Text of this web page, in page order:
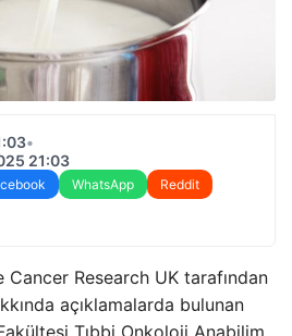
•
21:03
WhatsApp
Reddit
Research UK tarafından
açıklamalarda bulunan
Tıbbi Onkoloji Anabilim